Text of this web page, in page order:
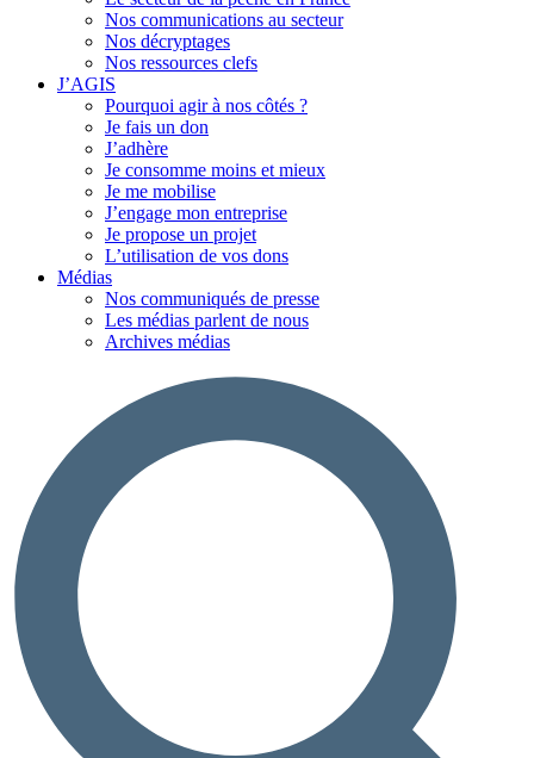
Nos communications au secteur
Nos décryptages
Nos ressources clefs
J’AGIS
Pourquoi agir à nos côtés ?
Je fais un don
J’adhère
Je consomme moins et mieux
Je me mobilise
J’engage mon entreprise
Je propose un projet
L’utilisation de vos dons
Médias
Nos communiqués de presse
Les médias parlent de nous
Archives médias